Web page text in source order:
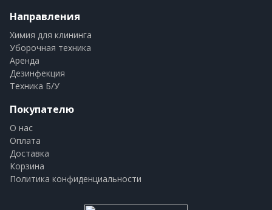
Направления
Химия для клининга
Уборочная техника
Аренда
Дезинфекция
Техника Б/У
Покупателю
О нас
Оплата
Доставка
Корзина
Политика конфиденциальности